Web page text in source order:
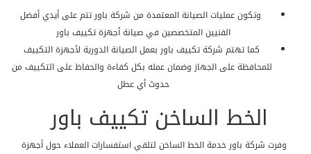
وتكون عمليات الصيانة المعتمدة من شركة باور تتم على أيدي أفضل
الفنيين المتخصصين في صيانة أجهزة تكييف باور
كما تهتم شركة تكييف باور بعمل الصيانة الدورية لأجهزة التكييف
للمحافظة على الجهاز وضمان عمله بكل كفاءة والحفاظ على التكييف من
حدوث أي عطل
الخط الساخن تكييف باور
وفرت شركة باور خدمة الخط الساخن لتلقي استفسارات العملاء حول أجهزة